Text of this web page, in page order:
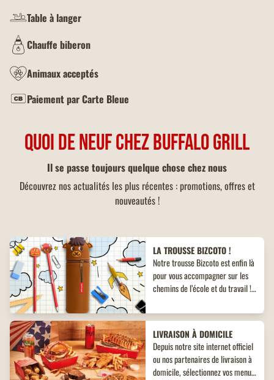
Table à langer
Chauffe biberon
Animaux acceptés
Paiement par Carte Bleue
QUOI DE NEUF CHEZ BUFFALO GRILL
Il se passe toujours quelque chose chez nous
Découvrez nos actualités les plus récentes : promotions, offres et
nouveautés !
LA TROUSSE BIZCOTO !
Notre trousse Bizcoto est enfin là
pour vous accompagner sur les
chemins de l’école et du travail !
inédit à ne pas manquer !
LIVRAISON À DOMICILE
Depuis notre site internet officiel
ou nos partenaires de livraison à
domicile, sélectionnez vos menus,